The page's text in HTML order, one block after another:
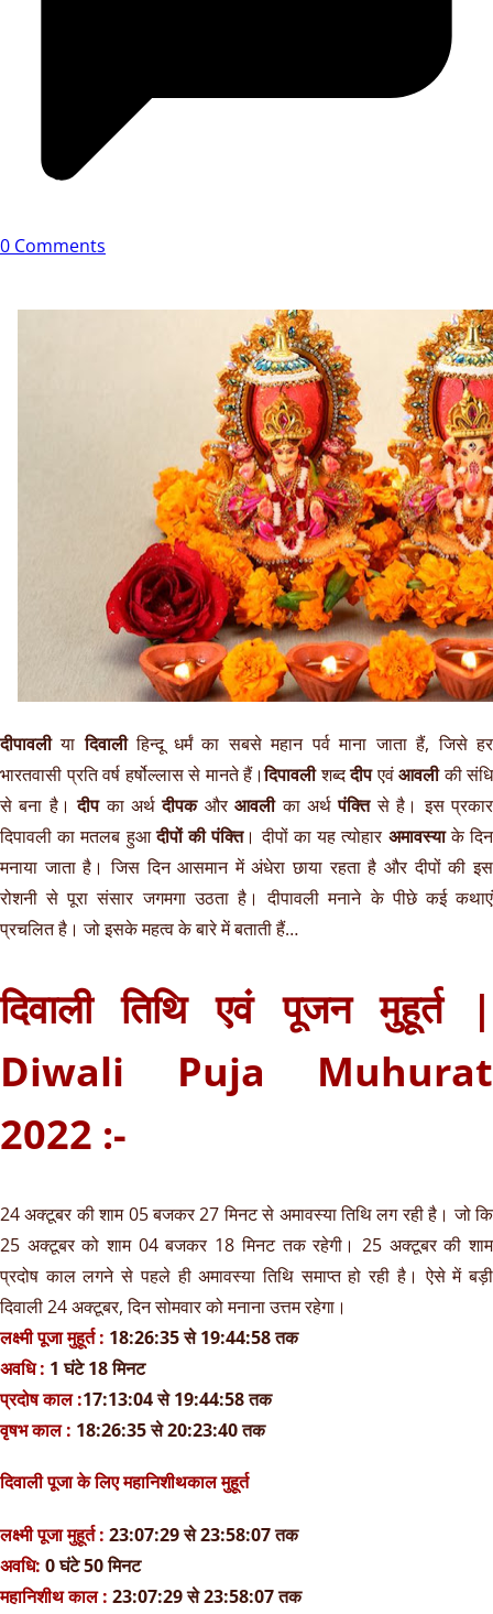
0 Comments
दीपावलीयादिवालीहिन्दू धर्मं का सबसे महान पर्व माना जाता हैं, जिसे हर
भारतवासी प्रति वर्ष हर्षोल्लास से मानते हैं।दिपावलीशब्ददीपएवंआवलीकी संधि
से बना है। दीपका अर्थदीपकऔरआवलीका अर्थपंक्तिसे है। इस प्रकार
दिपावली का मतलब हुआदीपों की पंक्ति। दीपों का यह त्योहारअमावस्याके दिन
मनाया जाता है। जिस दिन आसमान में अंधेरा छाया रहता है और दीपों की इस
रोशनी से पूरा संसार जगमगा उठता है। दीपावली मनाने के पीछे कई कथाएं
प्रचलित है। जो इसके महत्व के बारे में बताती हैं…
दिवाली तिथि एवं पूजन मुहूर्त |
Diwali Puja Muhurat
2022 :-
24 अक्टूबर की शाम 05 बजकर 27 मिनट से अमावस्या तिथि लग रही है। जो कि
25 अक्टूबर को शाम 04 बजकर 18 मिनट तक रहेगी। 25 अक्टूबर की शाम
प्रदोष काल लगने से पहले ही अमावस्या तिथि समाप्त हो रही है। ऐसे में बड़ी
दिवाली 24 अक्टूबर, दिन सोमवार को मनाना उत्तम रहेगा।
लक्ष्मी पूजा मुहूर्त : 18:26:35 से 19:44:58 तक
अवधि : 1 घंटे 18 मिनट
प्रदोष काल :17:13:04 से 19:44:58 तक
वृषभ काल : 18:26:35 से 20:23:40 तक
दिवाली पूजा के लिए महानिशीथकाल मुहूर्त
लक्ष्मी पूजा मुहूर्त : 23:07:29 से 23:58:07 तक
अवधि: 0 घंटे 50 मिनट
महानिशीथ काल : 23:07:29 से 23:58:07 तक